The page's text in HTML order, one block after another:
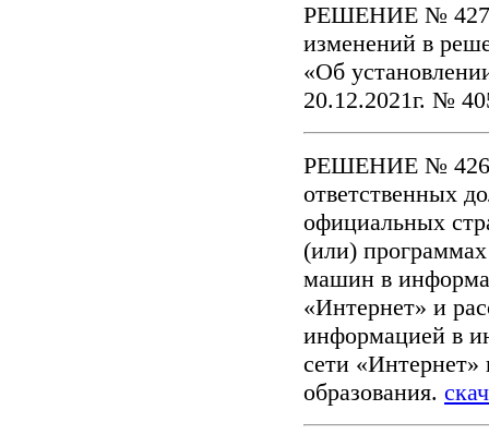
РЕШЕНИЕ № 427-
изменений в
«Об
20.12.2021г. №
РЕШЕНИЕ № 426-
ответственных
официальных
(или)
машин в
«Интернет» и
информацией в
сети «Интернет»
образования.